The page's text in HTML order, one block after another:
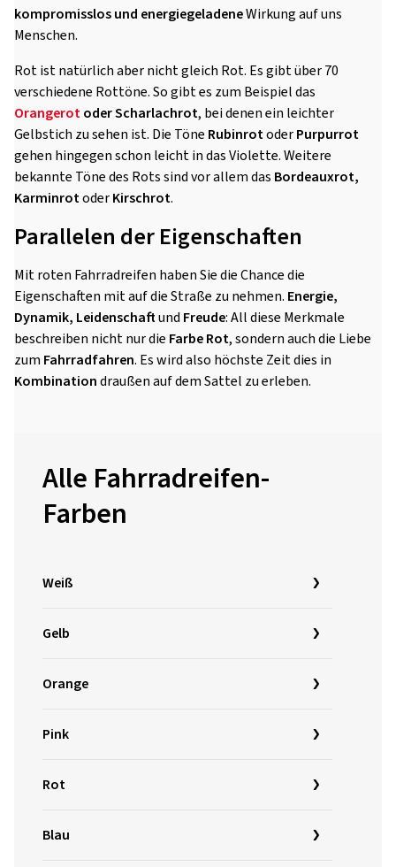
kompromisslos und energiegeladeneWirkung auf uns
Menschen.
Rot ist natürlich aber nicht gleich Rot. Es gibt über 70
verschiedene Rottöne. So gibt es zum Beispiel das
Orangerotoder Scharlachrot, bei denen ein leichter
Gelbstich zu sehen ist. Die Töne RubinrotoderPurpurrot
gehen hingegen schon leicht in das Violette. Weitere
bekannte Töne des Rots sind vor allem das Bordeauxrot,
KarminrotoderKirschrot.
Parallelen der Eigenschaften
Mit roten Fahrradreifen haben Sie die Chance die
Eigenschaften mit auf die Straße zu nehmen. Energie,
Dynamik, Leidenschaftund Freude: All diese Merkmale
beschreiben nicht nur die Farbe Rot, sondern auch die Liebe
zum Fahrradfahren. Es wird also höchste Zeit dies in
Kombinationdraußen auf dem Sattel zu erleben.
Alle Fahrradreifen-
Farben
Weiß
Gelb
Orange
Pink
Rot
Blau